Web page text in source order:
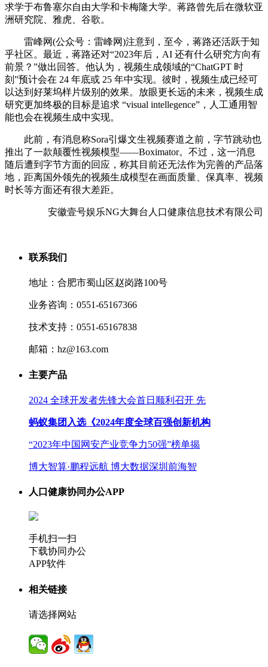
求学于布鲁塞尔自由大学和卡梅隆大学。蒋路曾先后在微软亚
洲研究院、雅虎、谷歌。
雷峰网(公众号：雷峰网)注意到，至今，蒋路还活跃于知
乎社区。最近，蒋路还对“2023年后，AI 还有什么研究方向有
前景？”做出回答。他认为，视频生成领域的“ChatGPT 时
刻”预计会在 24 年底或 25 年中实现。彼时，视频生成已经可
以达到好莱坞样片级别的效果。放眼更长远的未来，视频生成
研究更加终极的目标是追求 “visual intellegence”，人工通用智
能也会在视频生成中实现。
此前，有消息称Sora引爆文生视频赛道之前，字节跳动也
推出了一款颠覆性视频模型——Boximator。不过，这一消息
随后遭到字节方面的回应，称其目前还无法作为完善的产品落
地，距离国外领先的视频生成模型在画面质量、保真率、视频
时长等方面还有很大差距。
安徽壹号娱乐NG大舞台人口健康信息技术有限公司
联系我们
地址：合肥市蜀山区赵岗路100号
业务咨询：0551-65167366
技术支持：0551-65167838
邮箱：hz@163.com
主要产品
2024 全球开发者先锋大会首日顺利召开 先
蚂蚁集团入选《2024年度全球百强创新机构
“2023年中国网安产业竞争力50强”榜单揭
博大智算·鹏程远航 博大数据深圳前海智
人口健康协同办公APP
手机扫一扫
下载协同办公
APP软件
相关链接
请选择网站